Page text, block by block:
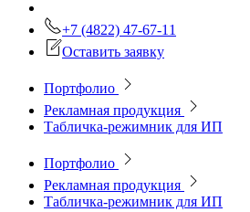
+7 (4822) 47-67-11
Оставить заявку
Портфолио
Рекламная продукция
Табличка-режимник для ИП
Портфолио
Рекламная продукция
Табличка-режимник для ИП